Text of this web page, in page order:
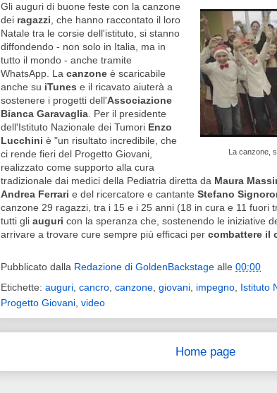
La canzone,
Gli auguri di buone feste con la canzone
dei ragazzi, che hanno raccontato il loro
Natale tra le corsie dell'istituto, si stanno
diffondendo - non solo in Italia, ma in
tutto il mondo - anche tramite
WhatsApp. La canzone è scaricabile
anche su iTunes e il ricavato aiuterà a
sostenere i progetti dell'Associazione
Bianca Garavaglia. Per il presidente
dell'Istituto Nazionale dei Tumori Enzo
Lucchini è "un risultato incredibile, che
ci rende fieri del Progetto Giovani,
realizzato come supporto alla cura
tradizionale dai medici della Pediatria diretta da Maura
Andrea Ferrari e del ricercatore e cantante Stefano
canzone 29 ragazzi, tra i 15 e i 25 anni (18 in cura e 11 fuori
tutti gli auguri con la speranza che, sostenendo le iniziative
arrivare a trovare cure sempre più efficaci per combattere il
Pubblicato dalla Redazione di GoldenBackstage alle 00:00
Etichette: auguri, cancro, canzone, giovani, impegno, Istituto
Progetto Giovani, video
Home page